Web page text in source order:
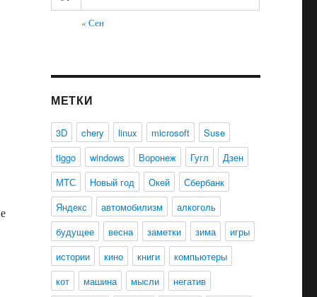
« Сен
МЕТКИ
3D chery linux microsoft
Suse
tiggo
windows Воронеж Гугл
Дзен
МТС
Новый год Окей
Сбербанк
Яндекс
автомобилизм
алкоголь
будущее
весна заметки зима
игры
истории
кино книги
компьютеры
кот
машина мысли
негатив